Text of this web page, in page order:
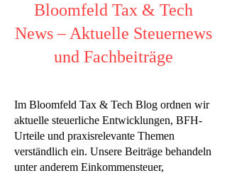
Bloomfeld Tax & Tech
News – Aktuelle Steuernews
und Fachbeiträge
Im Bloomfeld Tax & Tech Blog ordnen wir
aktuelle steuerliche Entwicklungen, BFH-
Urteile und praxisrelevante Themen
verständlich ein. Unsere Beiträge behandeln
unter anderem Einkommensteuer,